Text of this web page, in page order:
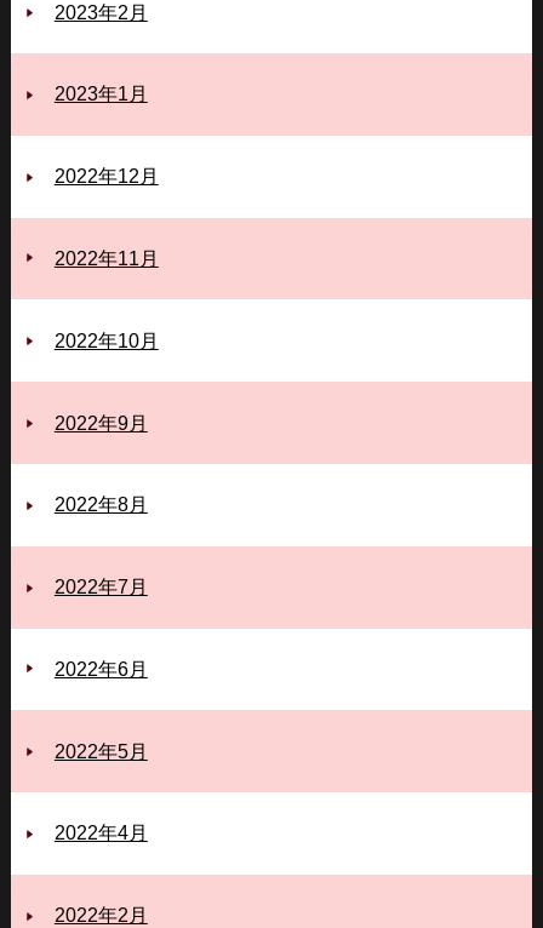
2023年2月
2023年1月
2022年12月
2022年11月
2022年10月
2022年9月
2022年8月
2022年7月
2022年6月
2022年5月
2022年4月
2022年2月